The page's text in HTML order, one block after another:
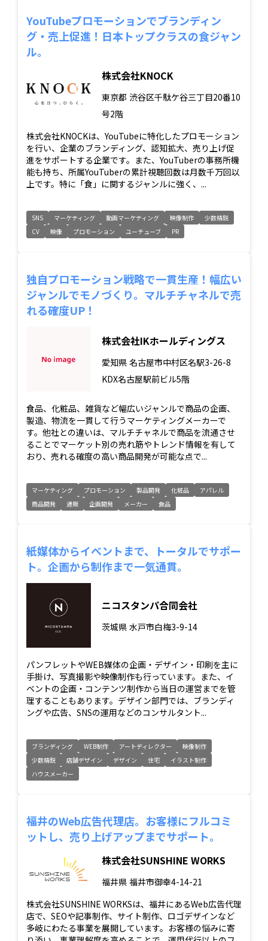
YouTubeプロモーションでブランディン
グ・売上促進！日本トップクラスの食ジャン
ル。
株式会社KNOCK
東京都 渋谷区千駄ケ谷三丁目20番10
号2階
株式会社KNOCKは、YouTubeに特化したプロモーション
を行い、企業のブランディング、認知拡大、売り上げ促
進をサポートする企業です。また、YouTuberの事務所機
能も持ち、所属YouTuberの累計視聴回数は月数千万回以
上です。特に「食」に関するジャンルに強く、...
SNS マーケティング 動画マーケティング 映像制作
少数精鋭
CV
映像 プロモーション ユーチューブ PR
独自プロモーション戦略で一貫生産！幅広い
ジャンルでモノづくり。マルチチャネルで売
れる確度UP！
株式会社IKホールディングス
愛知県 名古屋市中村区名駅3-26-8
KDX名古屋駅前ビル5階
食品、化粧品、雑貨など幅広いジャンルで商品の企画、
製造、物流を一貫して行うマーケティングメーカーで
す。他社との違いは、マルチチャネルで商品を流通させ
ることでマーケット別の売れ筋やトレンド情報を有して
おり、売れる確度の高い商品開発が可能な点で...
マーケティング プロモーション 製品開発 化粧品
アパレル
商品開発
通販 企画開発 メーカー 食品
紙媒体からイベントまで、トータルでサポー
ト。企画から制作まで一気通貫。
ニコスタンパ合同会社
茨城県 水戸市白梅3-9-14
パンフレットやWEB媒体の企画・デザイン・印刷を主に
手掛け、写真撮影や映像制作も行っています。また、イ
ベントの企画・コンテンツ制作から当日の運営までを管
理することもあります。デザイン部門では、ブランディ
ングや広告、SNSの運用などのコンサルタント...
ブランディング WEB制作 アートディレクター
映像制作
少数精鋭
店舗デザイン デザイン 住宅
イラスト制作
ハウスメーカー
福井のWeb広告代理店。お客様にフルコミ
ットし、売り上げアップまでサポート。
株式会社SUNSHINE WORKS
福井県 福井市御幸4-14-21
株式会社SUNSHINE WORKSは、福井にあるWeb広告代理
店で、SEOや記事制作、サイト制作、ロゴデザインなど
多岐にわたる事業を展開しています。お客様の悩みに寄